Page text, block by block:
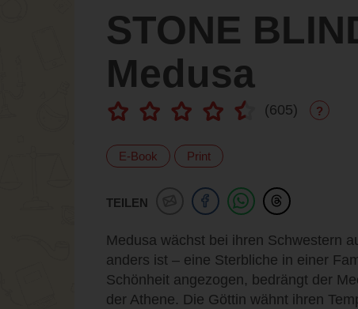
STONE
Medusa
(605) ?
E-Book Print
TEILEN
Medusa wächst bei ihren Schwestern
anders ist – eine Sterbliche in einer
Schönheit angezogen, bedrängt der
der Athene. Die Göttin wähnt ihren